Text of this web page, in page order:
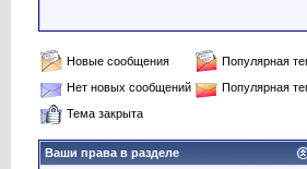
Новые сообщения
Популярная
Нет новых сообщений
Популярная
Тема закрыта
Ваши права в разделе